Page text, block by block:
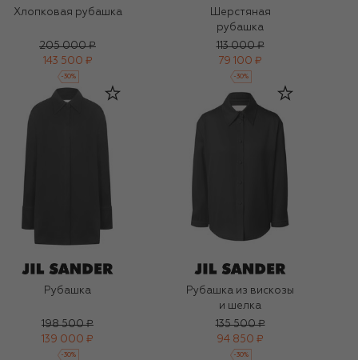
Хлопковая рубашка
205 000 ₽
143 500 ₽
-30%
Шерстяная
рубашка
113 000 ₽
79 100 ₽
-30%
Рубашка
198 500 ₽
139 000 ₽
-30%
Рубашка из вискозы
и шелка
135 500 ₽
94 850 ₽
-30%